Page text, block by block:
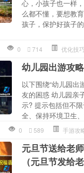
心，小孩子也一样
么都不懂，要想教
孩子，保护好孩子
0 714 优化技巧
幼儿园出游攻略
以下围绕“幼儿园出
友的困惑 幼儿园亲
示? 提示包括但不
全、保持环境卫生
0 589 手游攻
元旦节送给老
（元旦节发给